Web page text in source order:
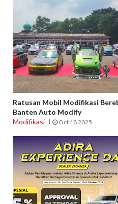
Ratusan Mobil Modifikasi
Banten Auto Modify
Modifikasi
Oct 18 2025